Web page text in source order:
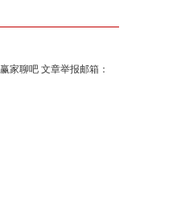
赢家聊吧 文章举报邮箱：